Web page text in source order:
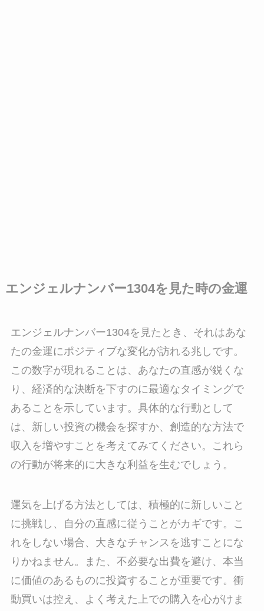
エンジェルナンバー1304を見た時の金運
エンジェルナンバー1304を見たとき、それはあな
たの金運にポジティブな変化が訪れる兆しです。
この数字が現れることは、あなたの直感が鋭くな
り、経済的な決断を下すのに最適なタイミングで
あることを示しています。具体的な行動として
は、新しい投資の機会を探すか、創造的な方法で
収入を増やすことを考えてみてください。これら
の行動が将来的に大きな利益を生むでしょう。
運気を上げる方法としては、積極的に新しいこと
に挑戦し、自分の直感に従うことがカギです。こ
れをしない場合、大きなチャンスを逃すことにな
りかねません。また、不必要な出費を避け、本当
に価値のあるものに投資することが重要です。衝
動買いは控え、よく考えた上での購入を心がけま